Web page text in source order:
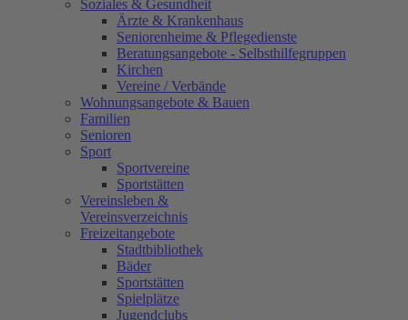
Soziales & Gesundheit
Ärzte & Krankenhaus
Seniorenheime & Pflegedienste
Beratungsangebote - Selbsthilfegruppen
Kirchen
Vereine / Verbände
Wohnungsangebote & Bauen
Familien
Senioren
Sport
Sportvereine
Sportstätten
Vereinsleben &
Vereinsverzeichnis
Freizeitangebote
Stadtbibliothek
Bäder
Sportstätten
Spielplätze
Jugendclubs